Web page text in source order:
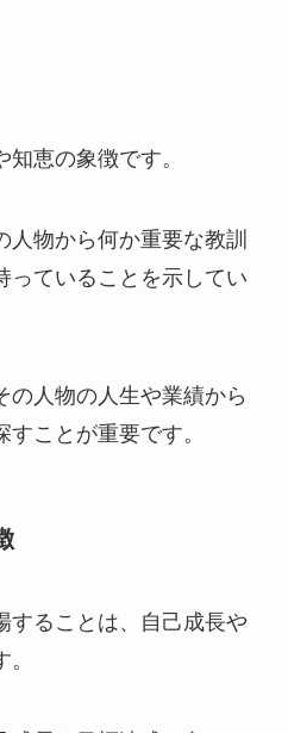
恵の象徴です。
人物から何か重要な教訓
っていることを示してい
の人物の人生や業績から
ことが重要です。
することは、自己成長や